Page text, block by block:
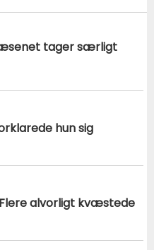
tager særligt
hun sig
alvorligt kvæstede